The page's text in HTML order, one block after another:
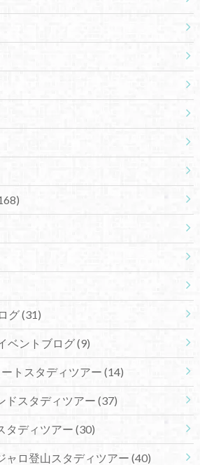
グ(31)
ベントブログ(9)
トスタディツアー (14)
ドスタディツアー (37)
タディツアー (30)
ャロ登山スタディツアー (40)